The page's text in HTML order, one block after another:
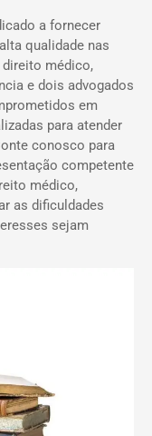
a fornecer
qualidade nas
médico,
e dois advogados
em
para atender
conosco para
competente
médico,
as dificuldades
sejam